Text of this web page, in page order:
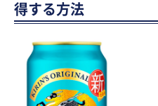
得する方法